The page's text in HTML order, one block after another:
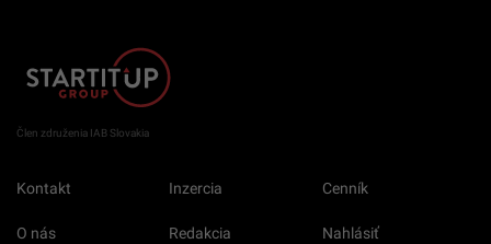
Člen združenia IAB Slovakia
Kontakt Inzercia Cenník
O nás Redakcia
Nahlásiť